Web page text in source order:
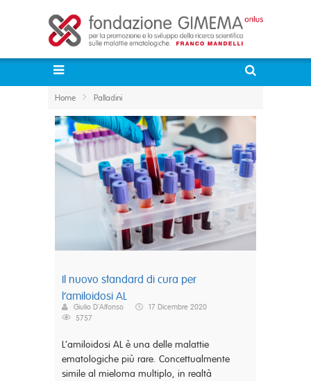
Home Palladini
Il nuovo standard di cura per
l’amiloidosi AL
Giulio D'Alfonso
17 Dicembre 2020
5757
L’amiloidosi AL è una delle malattie
ematologiche più rare. Concettualmente
simile al mieloma multiplo, in realtà